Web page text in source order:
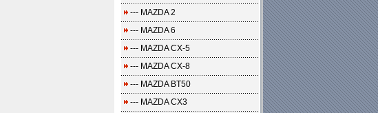
--- MAZDA 2
--- MAZDA 6
--- MAZDA CX-5
--- MAZDA CX-8
--- MAZDA BT50
--- MAZDA CX3